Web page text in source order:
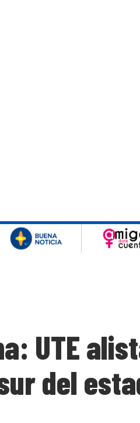
UTE
del